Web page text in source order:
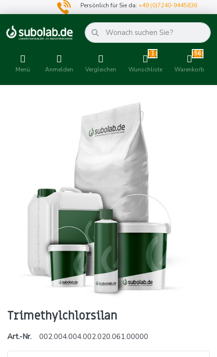
Persönlich für Sie da:+49 (0)7240-9445836
Menü Anmelden Vergleichen
1
Wunschliste
56
Warenkorb
Trimethylchlorsilan
Art.-Nr. 002.004.004.002.020.061.00000